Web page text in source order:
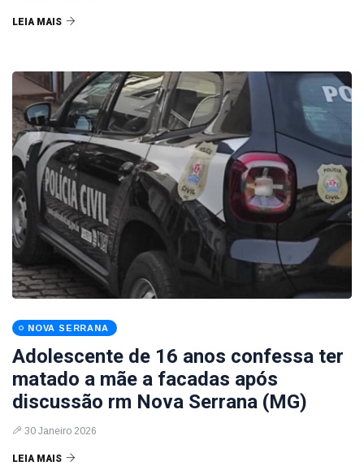
LEIA MAIS
NOVA SERRANA
Adolescente de 16 anos confessa ter
matado a mãe a facadas após
discussão rm Nova Serrana (MG)
30 Janeiro 2026
LEIA MAIS